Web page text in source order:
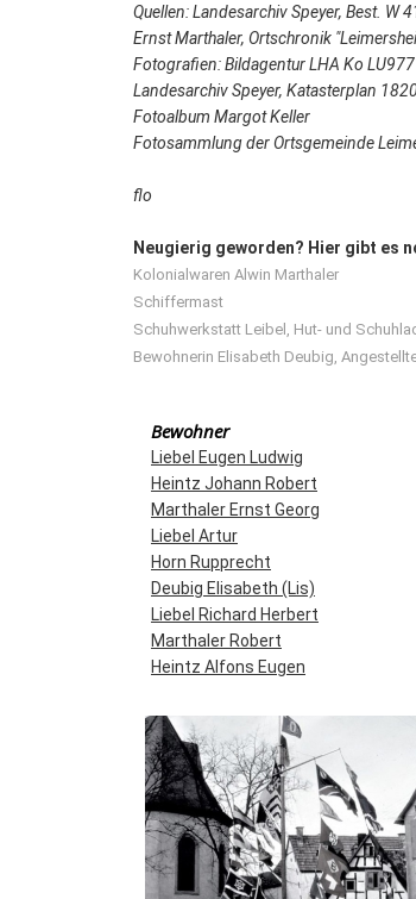
Quellen: Landesarchiv Speyer, Best. W
Ernst Marthaler, Ortschronik
Fotografien: Bildagentur LHA Ko
Landesarchiv Speyer, Katasterplan
Fotoalbum Margot Keller
Fotosammlung der Ortsgemeinde
flo
Neugierig geworden? Hier gibt es
Kolonialwaren Alwin Marthaler
Schiffermast
Schuhwerkstatt Leibel, Hut- und
Bewohnerin Elisabeth Deubig,
Bewohner
Liebel Eugen Ludwig
Heintz Johann Robert
Marthaler Ernst Georg
Liebel Artur
Horn Rupprecht
Deubig Elisabeth (Lis)
Liebel Richard Herbert
Marthaler Robert
Heintz Alfons Eugen